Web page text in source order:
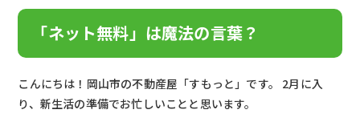
「ネット無料」は魔法の言葉？
こんにちは！岡山市の不動産屋「すもっと」です。 2月に入
り、新生活の準備でお忙しいことと思います。